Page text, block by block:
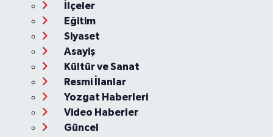
İlçeler
Eğitim
Siyaset
Asayiş
Kültür ve Sanat
Resmi İlanlar
Yozgat Haberleri
Video Haberler
Güncel